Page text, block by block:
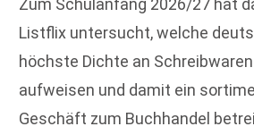
Zum Schulanfang 2026/27 hat
Listflix untersucht, welche
höchste Dichte an
aufweisen und damit ein
Geschäft zum Buchhandel